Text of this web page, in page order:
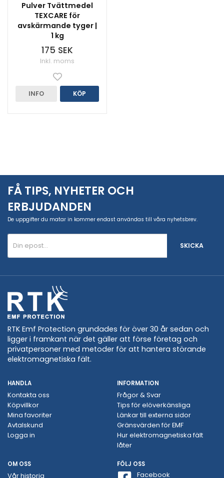
Pulver Tvättmedel
TEXCARE för
avskärmande tyger |
1 kg
175 SEK
Inkl. moms
INFO KÖP
FÅ TIPS, NYHETER OCH
ERBJUDANDEN
De uppgifter du matar in kommer endast användas till våra nyhetsbrev.
SKICKA
RTK Emf Protection grundades för över 30 år sedan och
ligger i framkant när det gäller att förse företag och
privatpersoner med metoder för att hantera störande
elektromagnetiska fält.
HANDLA
Kontakta oss
Köpvillkor
Mina favoriter
Avtalskund
Logga in
INFORMATION
Frågor & Svar
Tips för elöverkänsliga
Länkar till externa sidor
Gränsvärden för EMF
Hur elektromagnetiska fält
låter
OM OSS
Vår historia
FÖLJ OSS
Facebook